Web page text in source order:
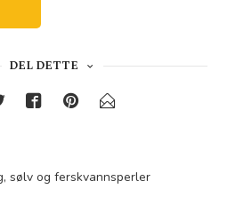
DEL DETTE
sølv og ferskvannsperler